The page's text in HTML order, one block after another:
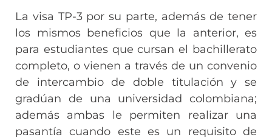
La visa TP-3 por su parte, además de tener
los mismos beneficios que la anterior, es
para estudiantes que cursan el bachillerato
completo, o vienen a través de un convenio
de intercambio de doble titulación y se
gradúan de una universidad colombiana;
además ambas le permiten realizar una
pasantía cuando este es un requisito de